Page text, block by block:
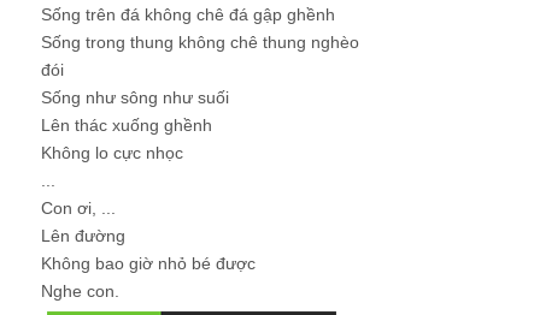
Sống trên đá không chê đá gập ghềnh
Sống trong thung không chê thung nghèo
đói
Sống như sông như suối
Lên thác xuống ghềnh
Không lo cực nhọc
...
Con ơi, ...
Lên đường
Không bao giờ nhỏ bé được
Nghe con.